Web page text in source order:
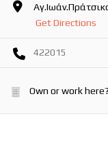
Get Directions
422015
Own or work here?